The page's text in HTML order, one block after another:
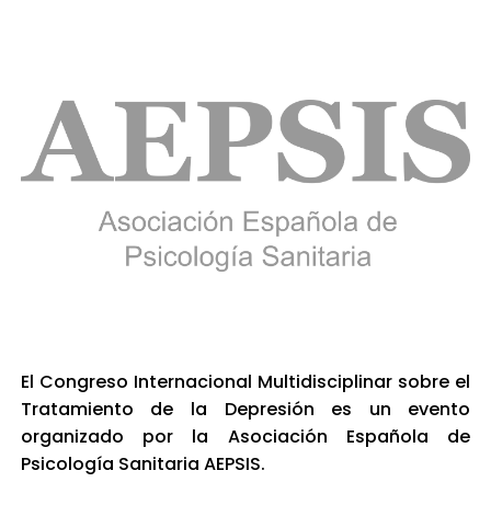
El Congreso Internacional Multidisciplinar sobre el
Tratamiento de la Depresión es un evento
organizado por la Asociación Española de
Psicología Sanitaria AEPSIS.